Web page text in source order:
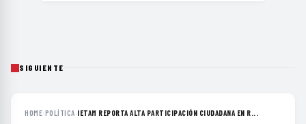
SIGUIENTE
HOME›POLÍTICA›IETAM REPORTA ALTA PARTICIPACIÓN CIUDADANA EN R...